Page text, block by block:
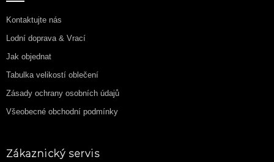
Kontaktujte nás
Lodní doprava & Vrací
Jak objednat
Tabulka velikostí oblečení
Zásady ochrany osobních údajů
Všeobecné obchodní podmínky
Zákaznický servis